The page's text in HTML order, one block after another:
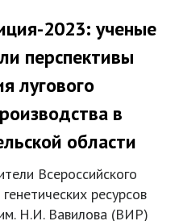
2023: ученые
перспективы
лугового
в
области
Всероссийского
ресурсов
Н.И. Вавилова (ВИР)